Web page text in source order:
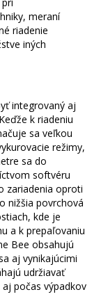
meraní
riadenie
iných
integrovaný aj
k riadeniu
sa veľkou
režimy,
sa do
softvéru
zariadenia oproti
nižšia povrchová
kde je
a k prepaľovaniu
Bee obsahujú
aj vynikajúcimi
udržiavať
počas výpadkov